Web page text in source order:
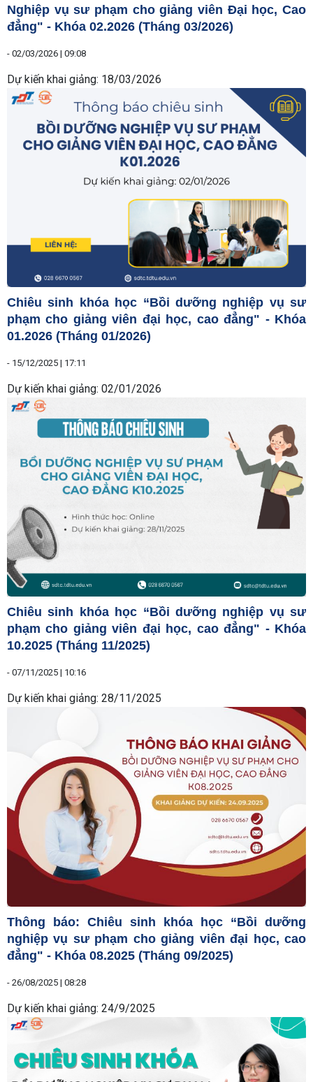
Nghiệp vụ sư phạm cho giảng viên Đại học, Cao
đẳng" - Khóa 02.2026 (Tháng 03/2026)
- 02/03/2026 | 09:08
Dự kiến khai giảng: 18/03/2026
Chiêu sinh khóa học “Bồi dưỡng nghiệp vụ sư
phạm cho giảng viên đại học, cao đẳng" - Khóa
01.2026 (Tháng 01/2026)
- 15/12/2025 | 17:11
Dự kiến khai giảng: 02/01/2026
Chiêu sinh khóa học “Bồi dưỡng nghiệp vụ sư
phạm cho giảng viên đại học, cao đẳng" - Khóa
10.2025 (Tháng 11/2025)
- 07/11/2025 | 10:16
Dự kiến khai giảng: 28/11/2025
Thông báo: Chiêu sinh khóa học “Bồi dưỡng
nghiệp vụ sư phạm cho giảng viên đại học, cao
đẳng" - Khóa 08.2025 (Tháng 09/2025)
- 26/08/2025 | 08:28
Dự kiến khai giảng: 24/9/2025